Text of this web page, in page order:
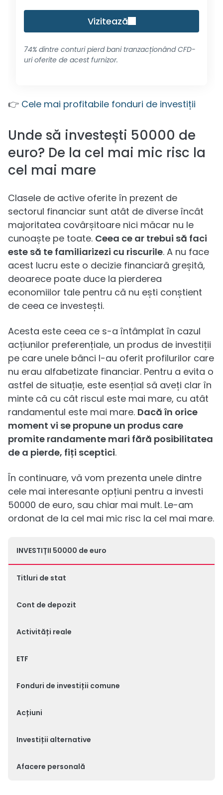
Vizitează
74% dintre conturi pierd bani tranzacționând CFD-
uri oferite de acest furnizor.
👉 Cele mai profitabile fonduri de investiții
Unde să investești 50000 de
euro? De la cel mai mic risc la
cel mai mare
Clasele de active oferite în prezent de
sectorul financiar sunt atât de diverse încât
majoritatea covârșitoare nici măcar nu le
cunoaște pe toate. Ceea ce ar trebui să faci
este să te familiarizezi cu riscurile. A nu face
acest lucru este o decizie financiară greșită,
deoarece poate duce la pierderea
economiilor tale pentru că nu ești conștient
de ceea ce investești.
Acesta este ceea ce s-a întâmplat în cazul
acțiunilor preferențiale, un produs de investiții
pe care unele bănci l-au oferit profilurilor care
nu erau alfabetizate financiar. Pentru a evita o
astfel de situație, este esențial să aveți clar în
minte că cu cât riscul este mai mare, cu atât
randamentul este mai mare. Dacă în orice
moment vi se propune un produs care
promite randamente mari fără posibilitatea
de a pierde, fiți sceptici.
În continuare, vă vom prezenta unele dintre
cele mai interesante opțiuni pentru a investi
50000 de euro, sau chiar mai mult. Le-am
ordonat de la cel mai mic risc la cel mai mare.
INVESTIȚII 50000 de euro
Titluri de stat
Cont de depozit
Activități reale
ETF
Fonduri de investiții comune
Acțiuni
Investiții alternative
Afacere personală